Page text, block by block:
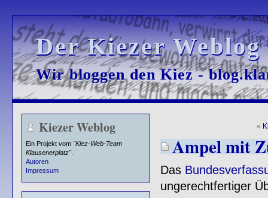
Der Kiezer
Der Kiezer
Wir bloggen den Kiez -
Wir bloggen den Kiez -
Kiezer Weblog
Ein Projekt vom "Kiez-Web-Team
Klausenerplatz".
Autoren
Impressum
«
Ampel mit
Das
ungerechtfertiger